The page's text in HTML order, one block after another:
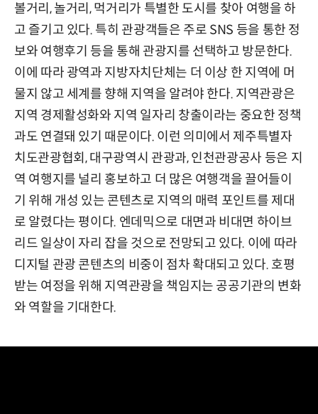
볼거리, 놀거리, 먹거리가 특별한 도시를 찾아 여행을 하
고 즐기고 있다. 특히 관광객들은 주로 SNS 등을 통한 정
보와 여행후기 등을 통해 관광지를 선택하고 방문한다.
이에 따라 광역과 지방자치단체는 더 이상 한 지역에 머
물지 않고 세계를 향해 지역을 알려야 한다. 지역관광은
지역 경제활성화와 지역 일자리 창출이라는 중요한 정책
과도 연결돼 있기 때문이다. 이런 의미에서 제주특별자
치도관광협회, 대구광역시 관광과, 인천관광공사 등은 지
역 여행지를 널리 홍보하고 더 많은 여행객을 끌어들이
기 위해 개성 있는 콘텐츠로 지역의 매력 포인트를 제대
로 알렸다는 평이다. 엔데믹으로 대면과 비대면 하이브
리드 일상이 자리 잡을 것으로 전망되고 있다. 이에 따라
디지털 관광 콘텐츠의 비중이 점차 확대되고 있다. 호평
받는 여정을 위해 지역관광을 책임지는 공공기관의 변화
와 역할을 기대한다.